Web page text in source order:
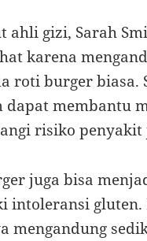
ahli gizi, Sarah
karena
roti burger biasa.
dapat membantu
risiko penyakit
juga bisa
intoleransi
mengandung